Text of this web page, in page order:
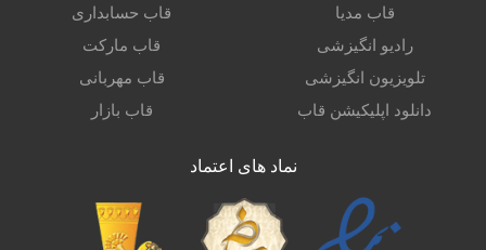
قاب مدیا
رادیو انگیزشی
تلویزیون انگیزشی
دانلود اپلیکیشن قاب
قاب حسابداری
قاب مارکت
قاب مهربانی
قاب بازار
نماد های اعتماد